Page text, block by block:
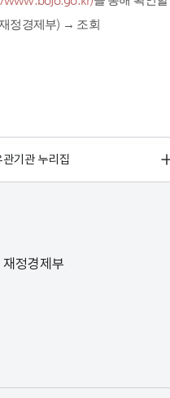
정경제부) → 조회
기관 누리집
정경제부